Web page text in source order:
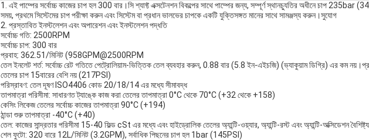
1. এই পাম্পের সর্বোচ্চ কাজের চাপ হল 300 বার।সি শ্যাফ্ট এক্সটেনশন বিকল্পের সাথে পাম্পের জন্য, সম্পূর্ণ স্থানচ্যুতির অধীনে চাপ
সময়, প্রথমে সিস্টেমের চাপ পরীক্ষা করুন এবং সিস্টেম বা প্রধান ভালভের চাপকে একটি যুক্তিসঙ্গত মানের সাথে সামঞ্জস্য করুন।সুযোগ
2. প্রস্তাবিত ইনস্টলেশন এবং অপারেশন এবং ইনস্টলেশন পদ্ধতি
সর্বোচ্চ গতি: 2500RPM
সর্বোচ্চ চাপ: 300 বার
প্রবাহ: 362.51/মিনিট (958GPM@2500RPM
তেল ইনলেট শর্ত: সর্বোচ্চ রেট গতিতে পেট্রোলিয়াম-ভিত্তিক তেল ব্যবহার করুন, 0.88 বার (5.8 ইন-এইচজি) (ভ্যাকুয়াম ডিগ্রি) এর কম
তেলের চাপ 15বারের বেশি নয় (217PSI)
পরিস্রাবণ: তেল দূষণ ISO4406 কোড 20/18/14 এর মধ্যে সীমাবদ্ধ
তাপমাত্রা পরিসীমা: সাধারণত ট্যাঙ্কে কাজ করা তেলের তাপমাত্রা 0°C থেকে 70°C (+32 থেকে +158)
কেসিং লিকেজ তেলের সর্বোচ্চ কাজের তাপমাত্রা 90°C (+194)
ঠান্ডা শুরু তাপমাত্রা -40°C (+40)
তেল: কাজের সান্দ্রতার পরিসীমা 15-40 ফিল্ড cSt এর মধ্যে এবং হাইড্রোলিক তেলের অ্যান্টি-ওয়্যার, অ্যান্টি-রস্ট এবং অ্যান্টি-অক্সিডেশন
শেল ফুটো: 320 বারে 12L/মিনিট (3.2GPM), সর্বাধিক পিছনের চাপ হল 1bar (145PSI)